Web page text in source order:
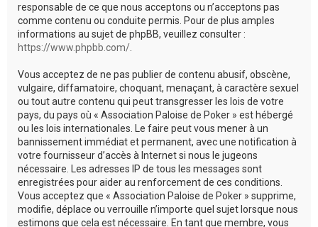
responsable de ce que nous acceptons ou n’acceptons pas
comme contenu ou conduite permis. Pour de plus amples
informations au sujet de phpBB, veuillez consulter :
https://www.phpbb.com/
Vous acceptez de ne pas publier de contenu abusif, obscène,
vulgaire, diffamatoire, choquant, menaçant, à caractère sexuel
ou tout autre contenu qui peut transgresser les lois de votre
pays, du pays où « Association Paloise de Poker » est hébergé
ou les lois internationales. Le faire peut vous mener à un
bannissement immédiat et permanent, avec une notification à
votre fournisseur d’accès à Internet si nous le jugeons
nécessaire. Les adresses IP de tous les messages sont
enregistrées pour aider au renforcement de ces conditions.
Vous acceptez que « Association Paloise de Poker » supprime,
modifie, déplace ou verrouille n’importe quel sujet lorsque nous
estimons que cela est nécessaire. En tant que membre, vous